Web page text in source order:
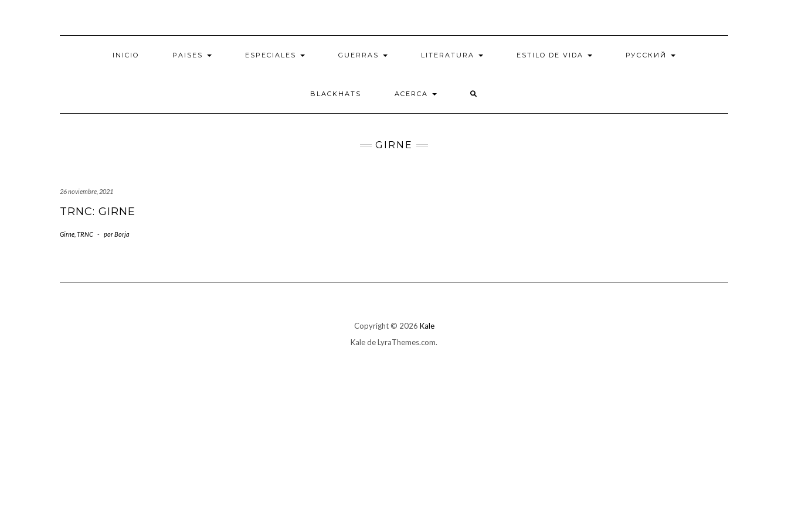
INICIO PAISES ESPECIALES GUERRAS LITERATURA ESTILO DE VIDA РУССКИЙ
BLACKHATS ACERCA
GIRNE
26 noviembre, 2021
TRNC: GIRNE
Girne TRNC - porBorja
Copyright © 2026 Kale
Kalede LyraThemes.com.